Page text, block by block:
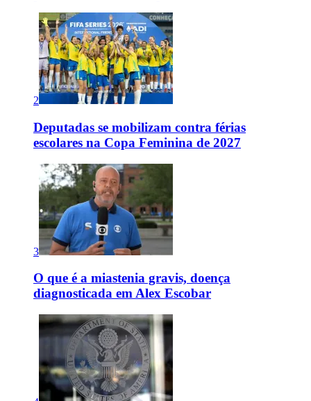
2
Deputadas se mobilizam contra férias
escolares na Copa Feminina de 2027
3
O que é a miastenia gravis, doença
diagnosticada em Alex Escobar